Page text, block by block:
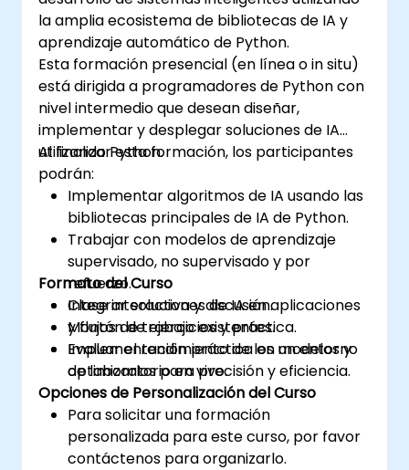
capacitación analítica lista para el mercado
laboral.
la amplia ecosistema de bibliotecas de IA y
aprendizaje automático de Python.
Esta formación presencial (en línea o in situ)
está dirigida a programadores de Python con
nivel intermedio que desean diseñar,
implementar y desplegar soluciones de IA
utilizando Python.
Al finalizar esta formación, los participantes
podrán:
Implementar algoritmos de IA usando las
bibliotecas principales de IA de Python.
Trabajar con modelos de aprendizaje
supervisado, no supervisado y por
refuerzo.
Integrar soluciones de IA en aplicaciones
y flujos de trabajo existentes.
Evaluar el rendimiento de los modelos y
optimizarlos para precisión y eficiencia.
Formato del Curso
Clase interactiva y discusión.
Montón de ejercicios y práctica.
Implementación práctica en un entorno
de laboratorio en vivo.
Opciones de Personalización del Curso
Para solicitar una formación
personalizada para este curso, por favor
contáctenos para organizarlo.